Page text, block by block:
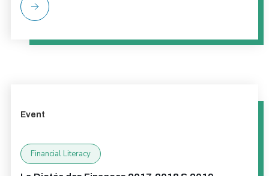
Event
Financial Literacy